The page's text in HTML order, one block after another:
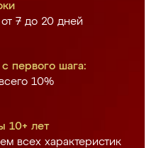
7 до 20 дней
первого шага:
10%
10+ лет
всех характеристик